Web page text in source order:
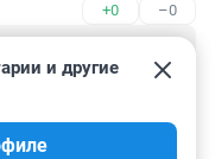
+0 –0
как с
поэзией.
и другие